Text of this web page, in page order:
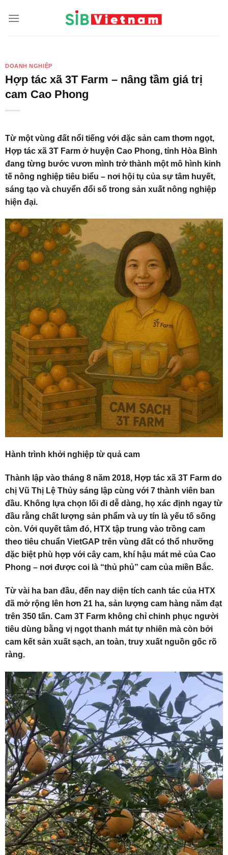
DOANH NGHIỆP
Hợp tác xã 3T Farm – nâng tầm giá trị
cam Cao Phong
Từ một vùng đất nổi tiếng với đặc sản cam thơm ngọt,
Hợp tác xã 3T Farm ở huyện Cao Phong, tỉnh Hòa Bình
đang từng bước vươn mình trở thành một mô hình kinh
tế nông nghiệp tiêu biểu – nơi hội tụ của sự tâm huyết,
sáng tạo và chuyển đổi số trong sản xuất nông nghiệp
hiện đại.
Hành trình khởi nghiệp từ quả cam
Thành lập vào tháng 8 năm 2018, Hợp tác xã 3T Farm do
chị Vũ Thị Lệ Thủy sáng lập cùng với 7 thành viên ban
đầu. Không lựa chọn lối đi dễ dàng, họ xác định ngay từ
đầu rằng chất lượng sản phẩm và uy tín là yếu tố sống
còn. Với quyết tâm đó, HTX tập trung vào trồng cam
theo tiêu chuẩn VietGAP trên vùng đất có thổ nhưỡng
đặc biệt phù hợp với cây cam, khí hậu mát mẻ của Cao
Phong – nơi được coi là “thủ phủ” cam của miền Bắc.
Từ vài ha ban đầu, đến nay diện tích canh tác của HTX
đã mở rộng lên hơn 21 ha, sản lượng cam hàng năm đạt
trên 350 tấn. Cam 3T Farm không chỉ chinh phục người
tiêu dùng bằng vị ngọt thanh mát tự nhiên mà còn bởi
cam kết sản xuất sạch, an toàn, truy xuất nguồn gốc rõ
ràng.